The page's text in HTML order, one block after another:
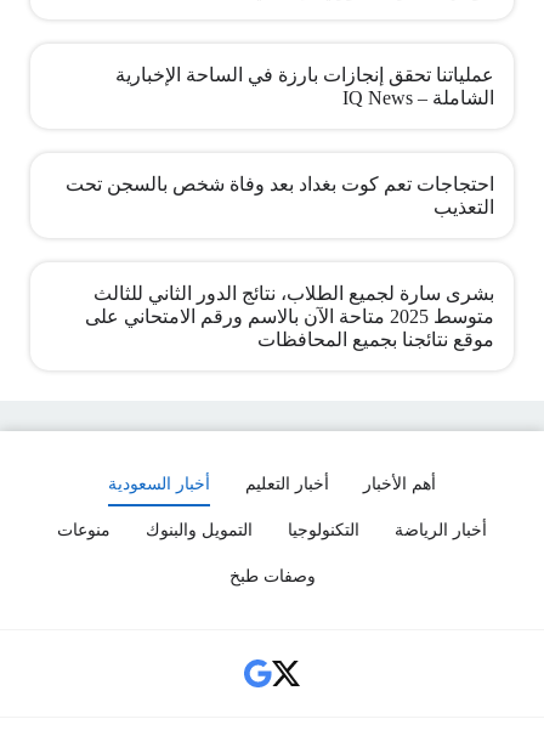
عملياتنا تحقق إنجازات بارزة في الساحة الإخبارية
الشاملة – IQ News
احتجاجات تعم كوت بغداد بعد وفاة شخص بالسجن تحت
التعذيب
بشرى سارة لجميع الطلاب، نتائج الدور الثاني للثالث
متوسط 2025 متاحة الآن بالاسم ورقم الامتحاني على
موقع نتائجنا بجميع المحافظات
أهم الأخبار أخبار التعليم أخبار السعودية
أخبار الرياضة التكنولوجيا التمويل والبنوك منوعات
وصفات طبخ
Social Links